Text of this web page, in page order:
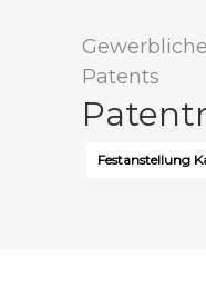
Patents
Festanstellung